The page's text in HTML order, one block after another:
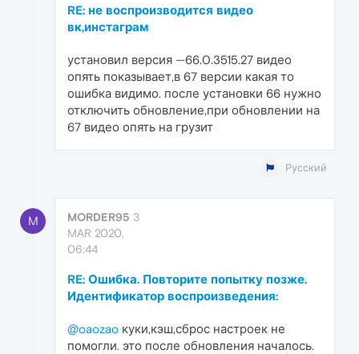
RE: не воспроизводится видео
вк,инстаграм
установил версия —66.0.3515.27 видео
опять показывает,в 67 версии какая то
ошибка видимо. после установки 66 нужно
отключить обновление,при обновлении на
67 видео опять на грузит
Русский
M MORDER95 3
MAR 2020,
06:44
RE: Ошибка. Повторите попытку позже.
Идентификатор воспроизведения:
@oaozao куки,кэш,сброс настроек не
помогли. это после обновления началось.